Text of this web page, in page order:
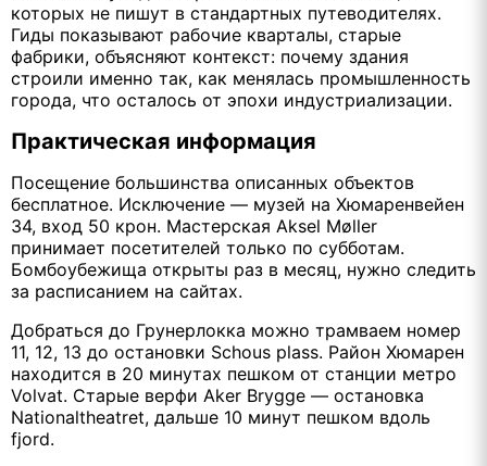
которых не пишут в стандартных путеводителях.
Гиды показывают рабочие кварталы, старые
фабрики, объясняют контекст: почему здания
строили именно так, как менялась промышленность
города, что осталось от эпохи индустриализации.
Практическая информация
Посещение большинства описанных объектов
бесплатное. Исключение — музей на Хюмаренвейен
34, вход 50 крон. Мастерская Aksel Møller
принимает посетителей только по субботам.
Бомбоубежища открыты раз в месяц, нужно следить
за расписанием на сайтах.
Добраться до Грунерлокка можно трамваем номер
11, 12, 13 до остановки Schous plass. Район Хюмарен
находится в 20 минутах пешком от станции метро
Volvat. Старые верфи Aker Brygge — остановка
Nationaltheatret, дальше 10 минут пешком вдоль
fjord.